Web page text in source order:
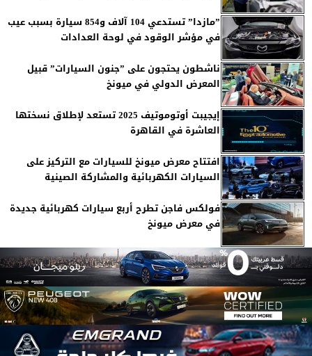
”مازدا” تستدعي 104 آلاف و854 سيارة بسبب عيب
في مؤشر الوقود في لوحة العدادات
ناشطون يحتجون على ”جنون السيارات” قبيل
المعرض الدولي في ميونخ
إيجيبت أوتوموتيف 2025 تستعد لإطلاق نسختها
العاشرة في القاهرة
افتتاح معرض ميونخ للسيارات مع التركيز على
السيارات الكهربائية والمشاركة الصينية
فولكس فاجن تطرح أربع سيارات كهربائية جديدة
في معرض ميونخ